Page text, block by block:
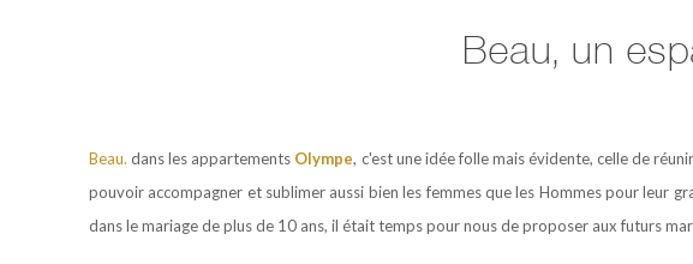
Beau, un
Beau. dans les appartements Olympe, c'est une idée folle mais évidente, celle de
pouvoir accompagner et sublimer aussi bien les femmes que les Hommes pour leur
dans le mariage de plus de 10 ans, il était temps pour nous de proposer aux futurs